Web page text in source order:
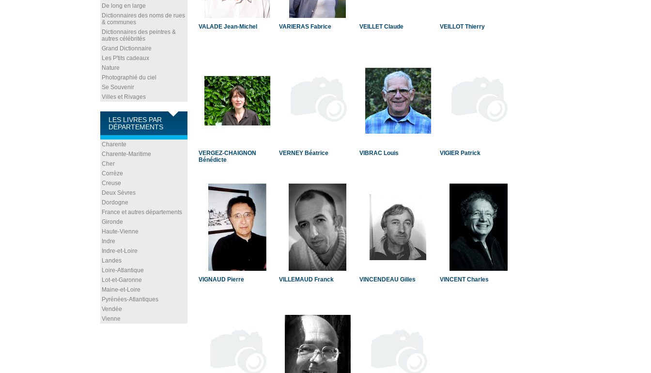
De long en large
Dictionnaires des noms de rues
& communes
Dictionnaires des peintres &
autres célébrités
Grand Dictionnaire
Les P'tits cadeaux
Nature
Photographié du ciel
Se Souvenir
Villes et Rivages
LES LIVRES PAR
DÉPARTEMENTS
Charente
Charente-Maritime
Cher
Corrèze
Creuse
Deux Sèvres
Dordogne
France et autres départements
Gironde
Haute-Vienne
Indre
Indre-et-Loire
Landes
Loire-Atlantique
Lot-et-Garonne
Maine-et-Loire
Pyrénées-Atlantiques
Vendée
Vienne
VALADE Jean-Michel VARIERAS Fabrice VEILLET Claude VEILLOT Thierry
VERGEZ-CHAIGNON
Bénédicte
VERNEY Béatrice VIBRAC Louis VIGIER Patrick
VIGNAUD Pierre VILLEMAUD Franck VINCENDEAU Gilles VINCENT Charles